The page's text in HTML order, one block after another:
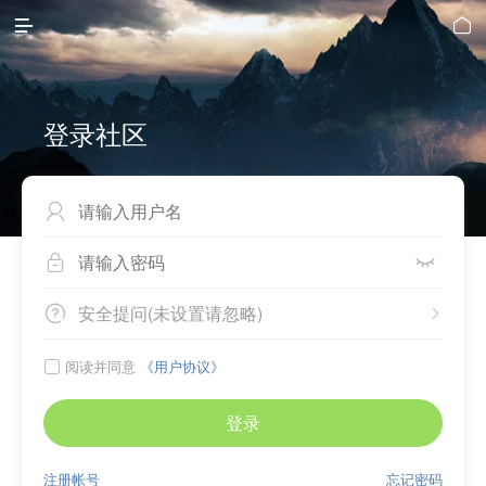
 
登录社区

 
 
安全提问(未设置请忽略)
 阅读并同意 《用户协议》
登录
忘记密码
注册帐号